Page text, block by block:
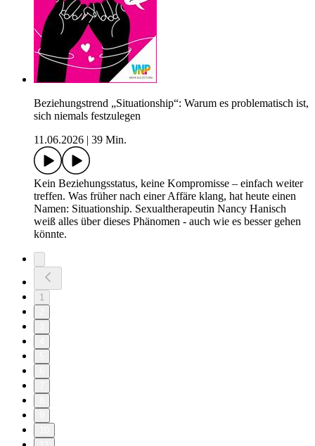
Beziehungstrend „Situationship“: Warum es problematisch ist,
sich niemals festzulegen
11.06.2026
39 Min.
Kein Beziehungsstatus, keine Kompromisse – einfach weiter
treffen. Was früher nach einer Affäre klang, hat heute einen
Namen: Situationship. Sexualtherapeutin Nancy Hanisch
weiß alles über dieses Phänomen - auch wie es besser gehen
könnte.
1